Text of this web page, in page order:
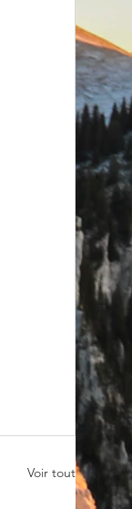
Voir tout